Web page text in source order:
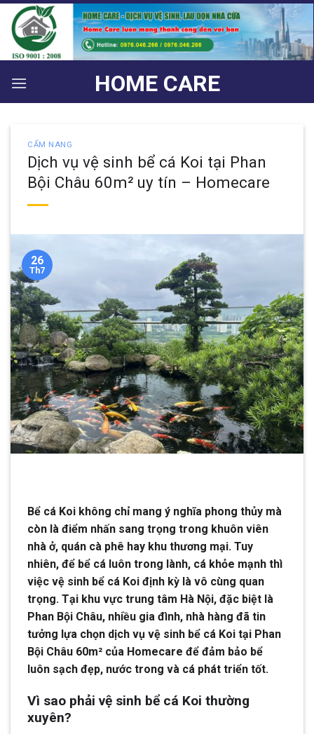
Bỏ
qua
nội
dung
HOME CARE
CẨM NANG
Dịch vụ vệ sinh bể cá Koi tại Phan
Bội Châu 60m² uy tín – Homecare
26
Th7
Bể cá Koi không chỉ mang ý nghĩa phong thủy mà
còn là điểm nhấn sang trọng trong khuôn viên
nhà ở, quán cà phê hay khu thương mại. Tuy
nhiên, để bể cá luôn trong lành, cá khỏe mạnh thì
việc vệ sinh bể cá Koi định kỳ là vô cùng quan
trọng. Tại khu vực trung tâm Hà Nội, đặc biệt là
Phan Bội Châu, nhiều gia đình, nhà hàng đã tin
tưởng lựa chọn dịch vụ vệ sinh bể cá Koi tại Phan
Bội Châu 60m² của Homecare để đảm bảo bể
luôn sạch đẹp, nước trong và cá phát triển tốt.
Vì sao phải vệ sinh bể cá Koi thường
xuyên?